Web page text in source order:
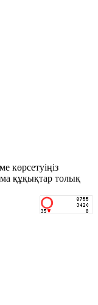
көрсетуіңіз
құқықтар толық